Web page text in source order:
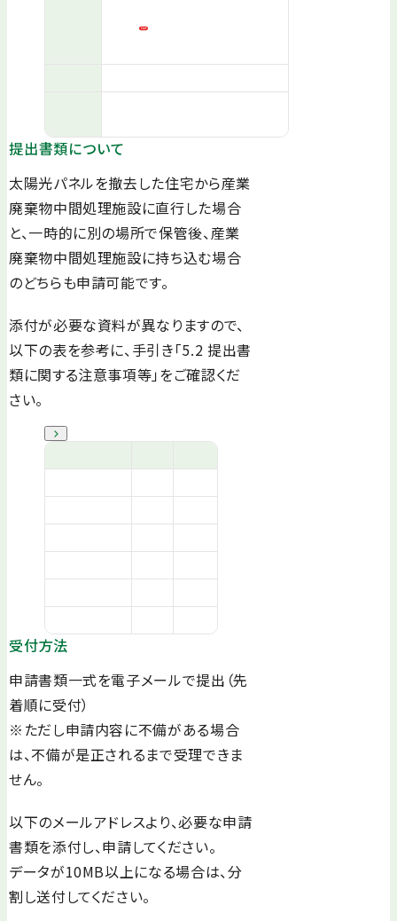
提出書類について
太陽光パネルを撤去した住宅から産業
廃棄物中間処理施設に直行した場合
と、一時的に別の場所で保管後、産業
廃棄物中間処理施設に持ち込む場合
のどちらも申請可能です。
添付が必要な資料が異なりますので、
以下の表を参考に、手引き「5.2 提出書
類に関する注意事項等」をご確認くだ
さい。
受付方法
申請書類一式を電子メールで提出（先
着順に受付）
※ただし申請内容に不備がある場合
は、不備が是正されるまで受理できま
せん。
以下のメールアドレスより、必要な申請
書類を添付し、申請してください。
データが10MB以上になる場合は、分
割し送付してください。